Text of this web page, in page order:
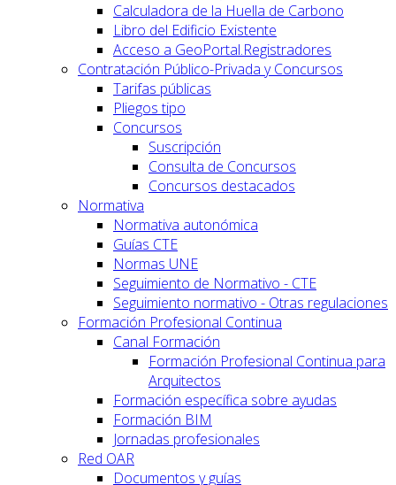
Calculadora de la Huella de Carbono
Libro del Edificio Existente
Acceso a GeoPortal.Registradores
Contratación Público-Privada y Concursos
Tarifas públicas
Pliegos tipo
Concursos
Suscripción
Consulta de Concursos
Concursos destacados
Normativa
Normativa autonómica
Guías CTE
Normas UNE
Seguimiento de Normativo - CTE
Seguimiento normativo - Otras regulaciones
Formación Profesional Continua
Canal Formación
Formación Profesional Continua para
Arquitectos
Formación específica sobre ayudas
Formación BIM
Jornadas profesionales
Red OAR
Documentos y guías